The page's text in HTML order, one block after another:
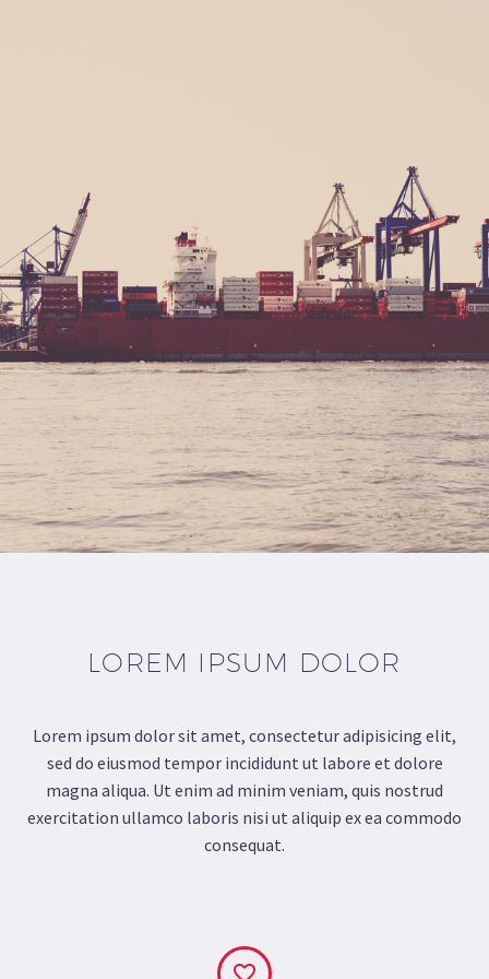
LOREM IPSUM DOLOR
Lorem ipsum dolor sit amet, consectetur adipisicing elit,
sed do eiusmod tempor incididunt ut labore et dolore
magna aliqua. Ut enim ad minim veniam, quis nostrud
exercitation ullamco laboris nisi ut aliquip ex ea commodo
consequat.

